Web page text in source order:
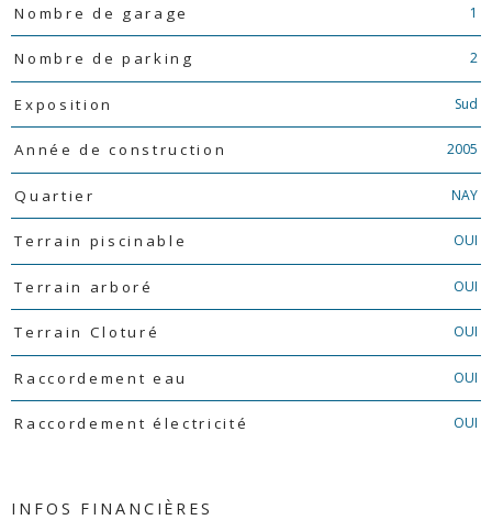
Nombre de garage 1
Nombre de parking 2
Exposition Sud
Année de construction 2005
Quartier NAY
Terrain piscinable OUI
Terrain arboré OUI
Terrain Cloturé OUI
Raccordement eau OUI
Raccordement électricité OUI
INFOS FINANCIÈRES